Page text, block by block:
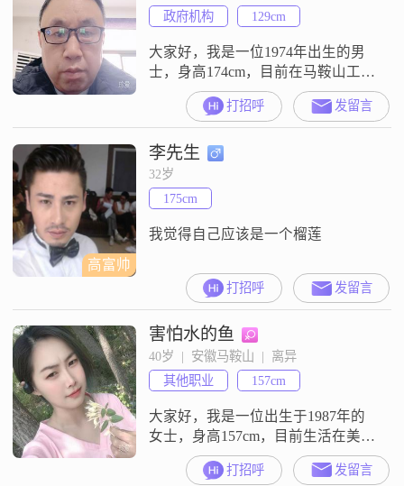
是人际交往的基础##3002##性格
上，我比较乐观积极，面对生活中
的
政府机构
129cm
大家好，我是一位1974年出生的男
士，身高174cm，目前在马鞍山工作
##3002##我的月收入在3001到5000
元之间，学历是高中及以下
##3002##我性格乐观积极，对待生
活总是充满热情##3002##在我的价
值观里，家庭是非常重要的，我认
为一个温馨的家庭是人生中最大的
幸福##3002##我这个人比较有耐
心，也很
打招呼 发留言
高富帅
李先生
32岁
175cm
我觉得自己应该是一个榴莲
打招呼 发留言
害怕水的鱼
40岁  |  安徽马鞍山  |  离异
其他职业
157cm
大家好，我是一位出生于1987年的
女士，身高157cm，目前生活在美丽
的马鞍山##3002##我的月收入在
3001到5000元之间，虽然不是很
打招呼 发留言